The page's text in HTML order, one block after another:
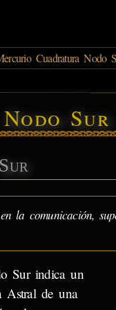
Cuadratura Nodo
Sur
la comunicación,
Sur indica un
Astral de una